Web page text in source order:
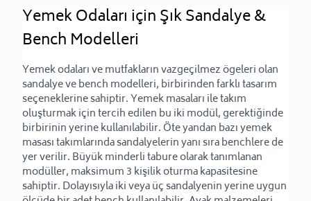
Yemek Odaları için Şık Sandalye &
Bench Modelleri
Yemek odaları ve mutfakların vazgeçilmez ögeleri olan
sandalye ve bench modelleri, birbirinden farklı tasarım
seçeneklerine sahiptir. Yemek masaları ile takım
oluşturmak için tercih edilen bu iki modül, gerektiğinde
birbirinin yerine kullanılabilir. Öte yandan bazı yemek
masası takımlarında sandalyelerin yanı sıra benchlere de
yer verilir. Büyük minderli tabure olarak tanımlanan
modüller, maksimum 3 kişilik oturma kapasitesine
sahiptir. Dolayısıyla iki veya üç sandalyenin yerine uygun